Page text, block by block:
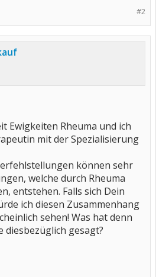
#2
Ewigkeiten Rheuma und ich
mit der Spezialisierung
können sehr
welche durch Rheuma
entstehen. Falls sich Dein
ich diesen Zusammenhang
sehen! Was hat denn
gesagt?